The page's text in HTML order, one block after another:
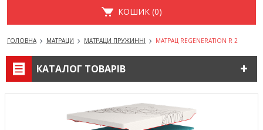
КОШИК (0)
ГОЛОВНА МАТРАЦИ МАТРАЦИ ПРУЖИННІ МАТРАЦ REGENERATION R 2
КАТАЛОГ ТОВАРІВ